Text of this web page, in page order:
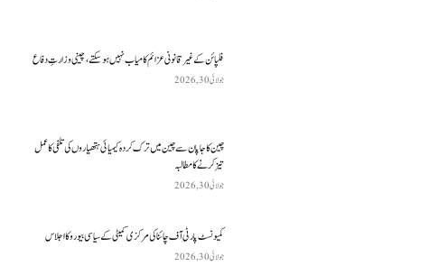
فلپائن کے غیر قانونی عزائم کامیاب نہیں ہو سکتے ، چینی وزارتِ دفاع
جولائی 30, 2026
چین کا جاپان سے چین میں ترک کردہ کیمیائی ہتھیاروں کی تلفی کا عمل
تیز کرنے کا مطالبہ
جولائی 30, 2026
کمیونسٹ پارٹی آف چائنا کی مرکزی کمیٹی کے سیاسی بیورو کا اجلاس
جولائی 30, 2026